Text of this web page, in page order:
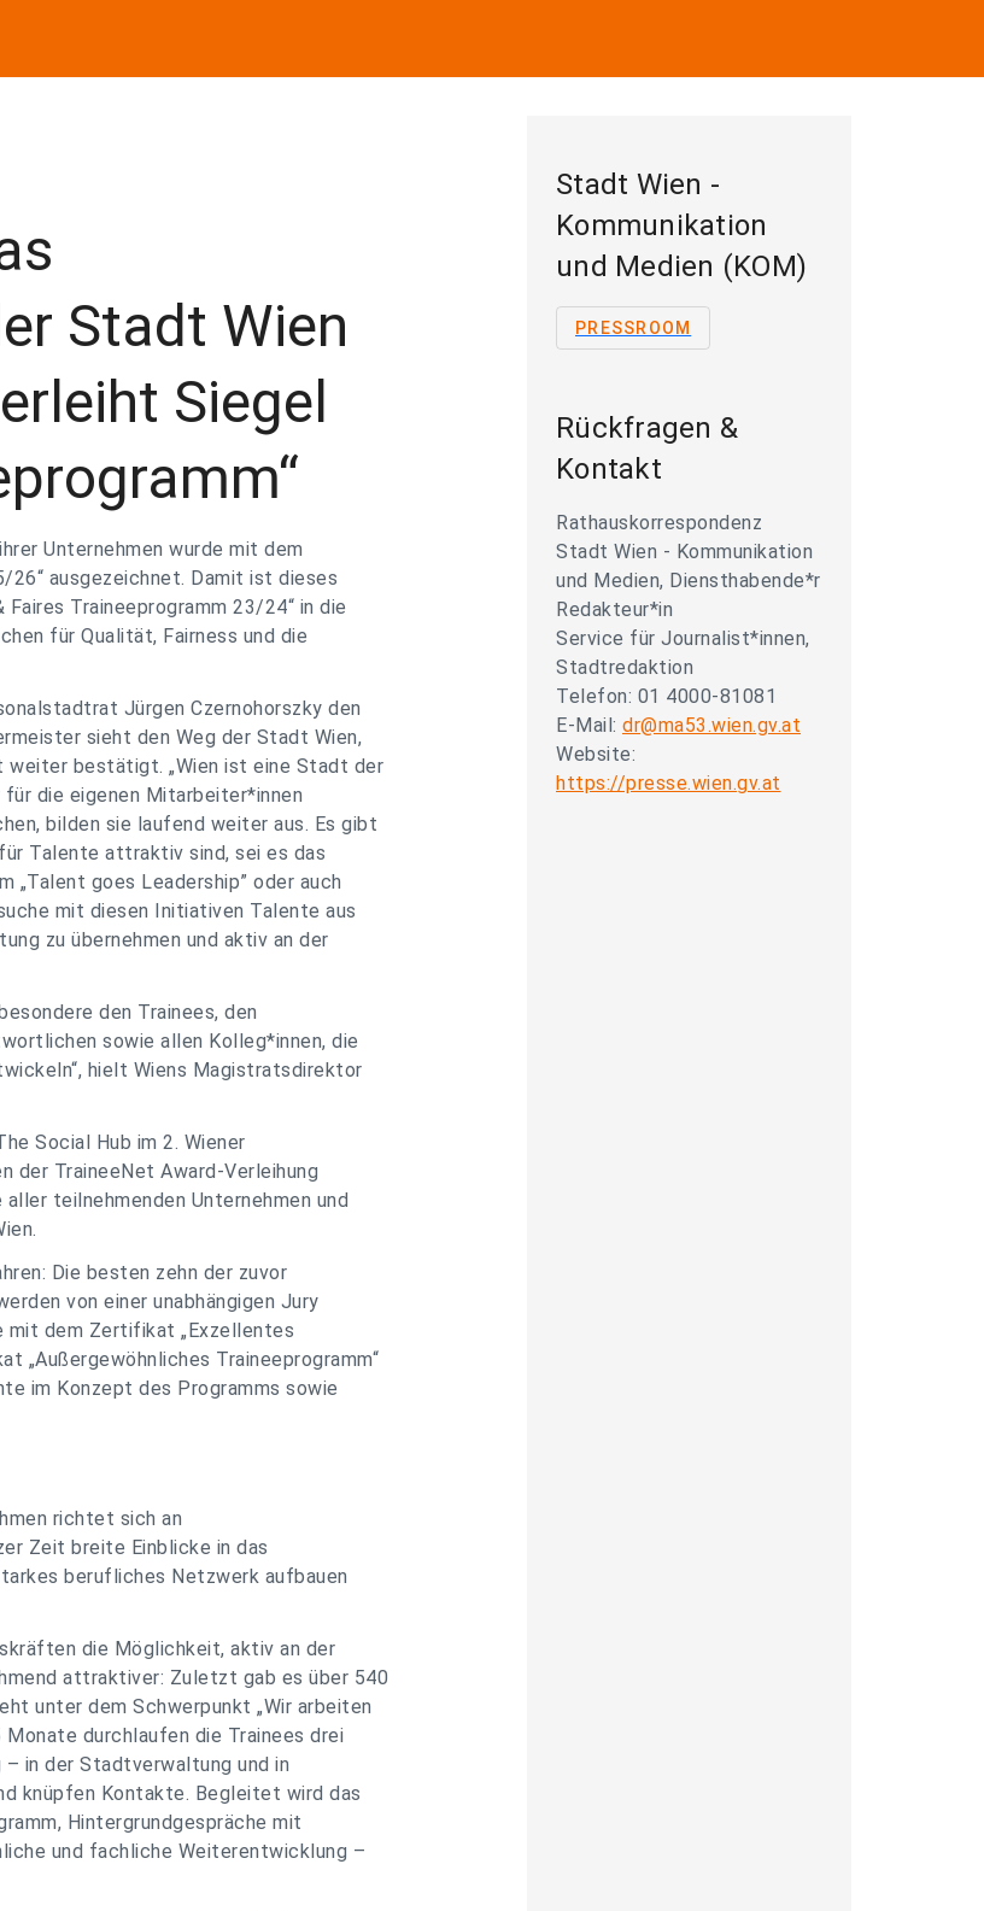
Stadt Wien
Siegel
Unternehmen wurde mit dem
26“ ausgezeichnet. Damit ist dieses
Traineeprogramm 23/24“ in die
für Qualität, Fairness und die
Jürgen Czernohorszky den
sieht den Weg der Stadt Wien,
bestätigt. „Wien ist eine Stadt der
die eigenen Mitarbeiter*innen
bilden sie laufend weiter aus. Es gibt
Talente attraktiv sind, sei es das
„Talent goes Leadership” oder auch
mit diesen Initiativen Talente aus
zu übernehmen und aktiv an der
den Trainees, den
sowie allen Kolleg*innen, die
hielt Wiens Magistratsdirektor
Social Hub im 2. Wiener
der TraineeNet Award-Verleihung
teilnehmenden Unternehmen und
Die besten zehn der zuvor
von einer unabhängigen Jury
mit dem Zertifikat „Exzellentes
„Außergewöhnliches Traineeprogramm“
im Konzept des Programms sowie
richtet sich an
Zeit breite Einblicke in das
berufliches Netzwerk aufbauen
die Möglichkeit, aktiv an der
attraktiver: Zuletzt gab es über 540
unter dem Schwerpunkt „Wir arbeiten
durchlaufen die Trainees drei
in der Stadtverwaltung und in
knüpfen Kontakte. Begleitet wird das
Hintergrundgespräche mit
und fachliche Weiterentwicklung –
Stadt Wien -
Kommunikation
und Medien (KOM)
PRESSROOM
Rückfragen &
Kontakt
Rathauskorrespondenz
Stadt Wien - Kommunikation
und Medien, Diensthabende*r
Redakteur*in
Service für Journalist*innen,
Stadtredaktion
Telefon: 01 4000-81081
E-Mail: dr@ma53.wien.gv.at
Website:
https://presse.wien.gv.at